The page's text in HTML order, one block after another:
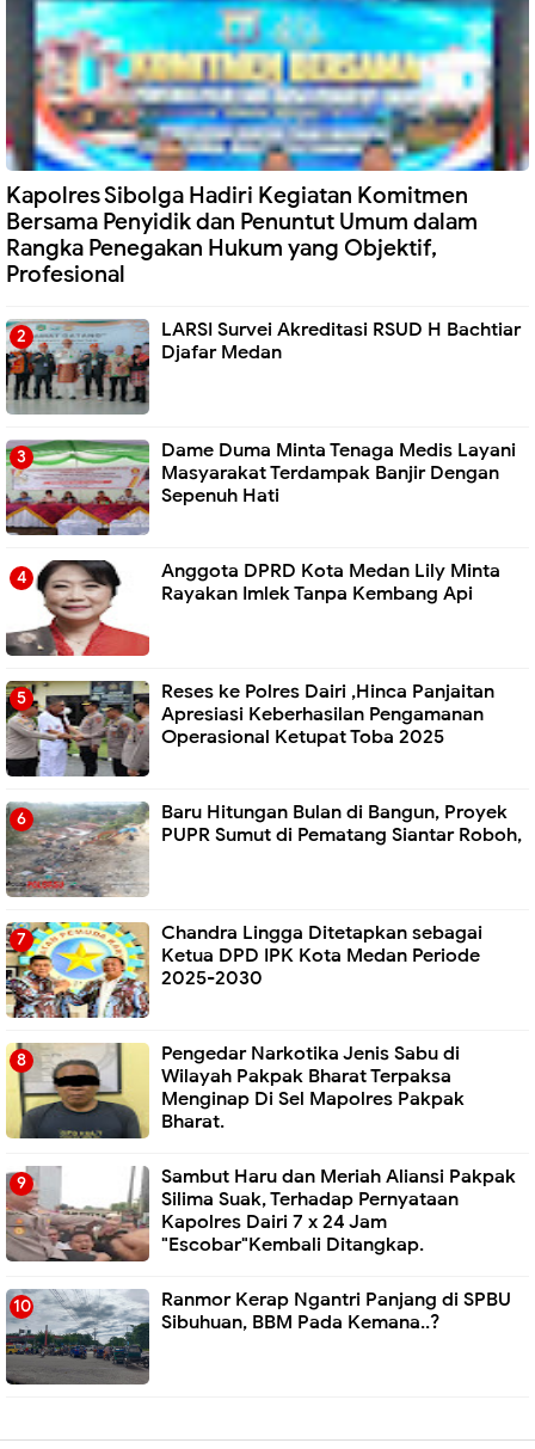
Kapolres Sibolga Hadiri Kegiatan Komitmen
Bersama Penyidik dan Penuntut Umum dalam
Rangka Penegakan Hukum yang Objektif,
Profesional
LARSI Survei Akreditasi RSUD H Bachtiar
Djafar Medan
Dame Duma Minta Tenaga Medis Layani
Masyarakat Terdampak Banjir Dengan
Sepenuh Hati
Anggota DPRD Kota Medan Lily Minta
Rayakan Imlek Tanpa Kembang Api
Reses ke Polres Dairi ,Hinca Panjaitan
Apresiasi Keberhasilan Pengamanan
Operasional Ketupat Toba 2025
Baru Hitungan Bulan di Bangun, Proyek
PUPR Sumut di Pematang Siantar Roboh,
Chandra Lingga Ditetapkan sebagai
Ketua DPD IPK Kota Medan Periode
2025-2030
Pengedar Narkotika Jenis Sabu di
Wilayah Pakpak Bharat Terpaksa
Menginap Di Sel Mapolres Pakpak
Bharat.
Sambut Haru dan Meriah Aliansi Pakpak
Silima Suak, Terhadap Pernyataan
Kapolres Dairi 7 x 24 Jam
"Escobar"Kembali Ditangkap.
Ranmor Kerap Ngantri Panjang di SPBU
Sibuhuan, BBM Pada Kemana..?